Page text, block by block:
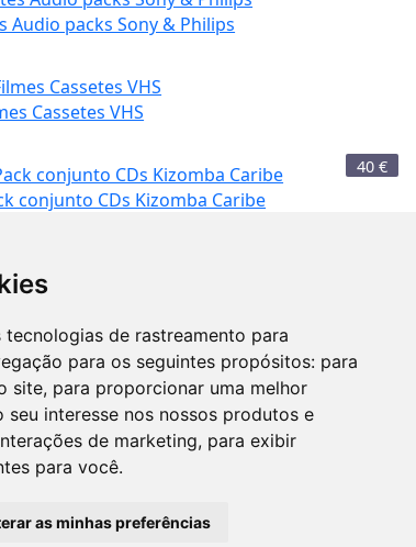
de rastreamento para
para os seguintes propósitos: para
site, para proporcionar uma melhor
seu interesse nos nossos produtos e
de marketing, para exibir
para você.
as minhas preferências
Audio packs Sony & Philips
40 €
Cassetes VHS
conjunto CDs Kizomba Caribe
Lote Pack CDs Pop Rock
DVD planeta Ronaldo